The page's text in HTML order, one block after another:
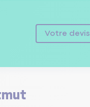
Votre devis